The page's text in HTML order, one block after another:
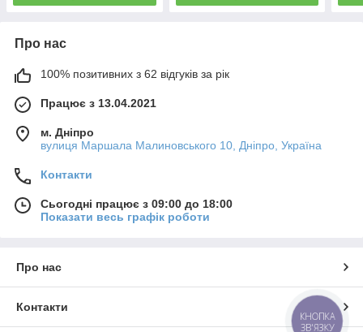
Про нас
100% позитивних з 62 відгуків за рік
Працює з 13.04.2021
м. Дніпро
вулиця Маршала Малиновського 10, Дніпро, Україна
Контакти
Сьогодні працює з 09:00 до 18:00
Показати весь графік роботи
Про нас
Контакти
КНОПКА
ЗВ'ЯЗКУ